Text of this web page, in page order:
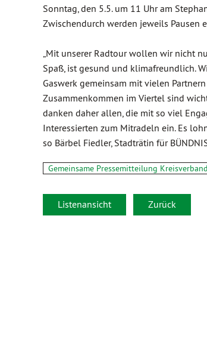
Sonntag, den 5.5. um 11 Uhr am
Zwischendurch werden jeweils Pausen
„Mit unserer Radtour wollen wir nicht
Spaß, ist gesund und klimafreundlich.
Gaswerk gemeinsam mit vielen
Zusammenkommen im Viertel sind
danken daher allen, die mit so viel
Interessierten zum Mitradeln ein. Es
so Bärbel Fiedler, Stadträtin für
Gemeinsame Pressemitteilung
Listenansicht Zurück